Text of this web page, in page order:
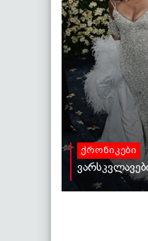
ქრონიკები